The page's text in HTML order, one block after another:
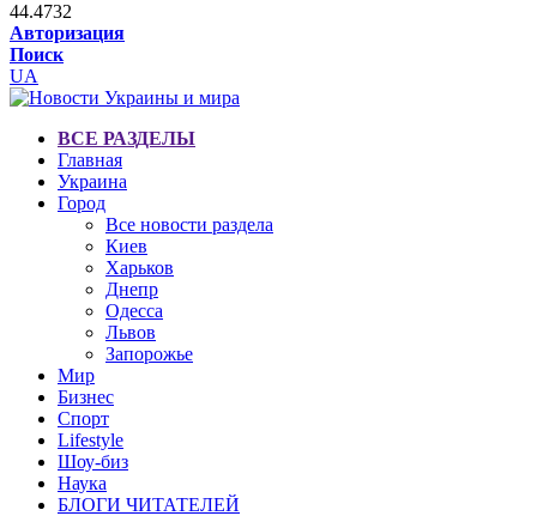
44.4732
Авторизация
Поиск
UA
ВСЕ РАЗДЕЛЫ
Главная
Украина
Город
Все новости раздела
Киев
Харьков
Днепр
Одесса
Львов
Запорожье
Мир
Бизнес
Спорт
Lifestyle
Шоу-биз
Наука
БЛОГИ ЧИТАТЕЛЕЙ